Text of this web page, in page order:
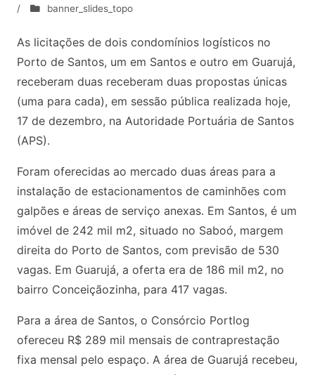
/
banner_slides_topo
As licitações de dois condomínios logísticos no
Porto de Santos, um em Santos e outro em Guarujá,
receberam duas receberam duas propostas únicas
(uma para cada), em sessão pública realizada hoje,
17 de dezembro, na Autoridade Portuária de Santos
(APS).
Foram oferecidas ao mercado duas áreas para a
instalação de estacionamentos de caminhões com
galpões e áreas de serviço anexas. Em Santos, é um
imóvel de 242 mil m2, situado no Saboó, margem
direita do Porto de Santos, com previsão de 530
vagas. Em Guarujá, a oferta era de 186 mil m2, no
bairro Conceiçãozinha, para 417 vagas.
Para a área de Santos, o Consórcio Portlog
ofereceu R$ 289 mil mensais de contraprestação
fixa mensal pelo espaço. A área de Guarujá recebeu,